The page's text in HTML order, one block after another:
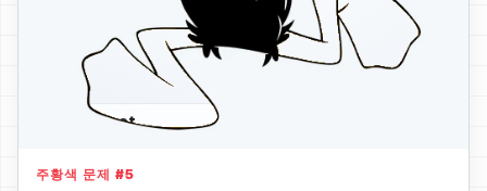
Bill and Feet
주황색 문제 #5